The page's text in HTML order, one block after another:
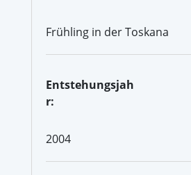
Frühling in der Toskana
Entstehungsjah
r:
2004